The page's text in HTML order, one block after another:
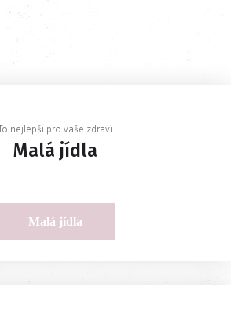
nejlepší pro vaše zdraví
Malá jídla
Malá jídla